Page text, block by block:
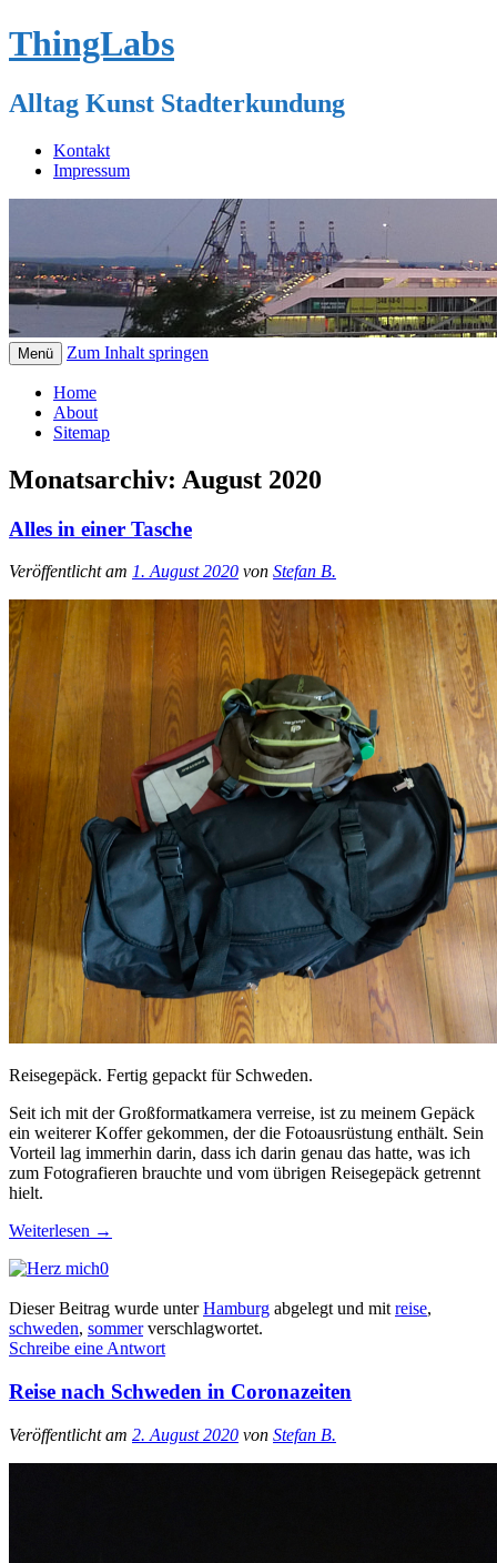
ThingLabs
Alltag Kunst Stadterkundung
Kontakt
Impressum
Menü Zum Inhalt springen
Home
About
Sitemap
Monatsarchiv: August 2020
Alles in einer Tasche
Veröffentlicht am 1. August 2020 von Stefan B.
Reisegepäck. Fertig gepackt für Schweden.
Seit ich mit der Großformatkamera verreise, ist zu meinem Gepäck
ein weiterer Koffer gekommen, der die Fotoausrüstung enthält. Sein
Vorteil lag immerhin darin, dass ich darin genau das hatte, was ich
zum Fotografieren brauchte und vom übrigen Reisegepäck getrennt
hielt.
Weiterlesen →
0
Dieser Beitrag wurde unterHamburg abgelegt und mit reise,
schweden, sommerverschlagwortet.
Schreibe eine Antwort
Reise nach Schweden in Coronazeiten
Veröffentlicht am 2. August 2020 von Stefan B.